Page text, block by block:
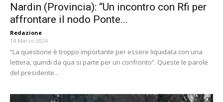
Nardin (Provincia): “Un incontro con Rfi per
affrontare il nodo Ponte...
Redazione -
14 Marzo 2024
“La questione è troppo importante per essere liquidata con una
lettera, quindi da qua si parte per un confronto”. Queste le parole
del presidente...